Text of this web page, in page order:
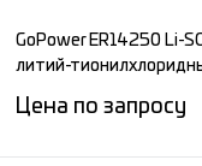
GoPower ER14250 Li-
литий-
Цена по запросу